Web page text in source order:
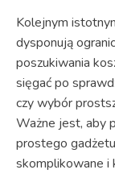
Kolejnym
dysponują
poszukiwania
sięgać po
czy wybór
Ważne jest, aby
prostego
skomplikowane i